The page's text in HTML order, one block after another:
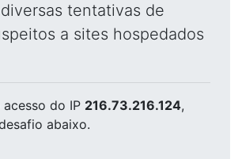
tentativas de
a sites hospedados
do IP 216.73.216.124,
abaixo.